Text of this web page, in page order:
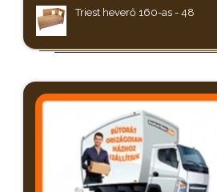
Triest heverő 160-as - 48